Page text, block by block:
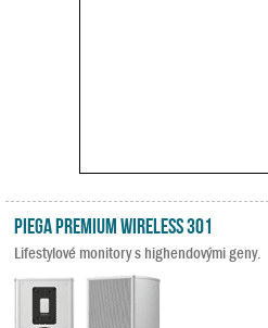
Piega Premium Wireless 301
Lifestylové monitory s highendovými geny.